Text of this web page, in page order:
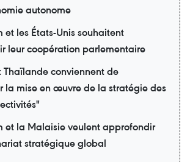
autonome
et les États-Unis souhaitent
leur coopération parlementaire
Thaïlande conviennent de
la mise en œuvre de la stratégie des
et la Malaisie veulent approfondir
stratégique global